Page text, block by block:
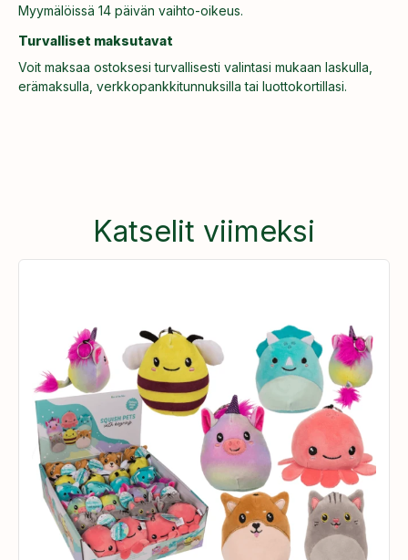
Myymälöissä 14 päivän vaihto-oikeus.
Turvalliset maksutavat
Voit maksaa ostoksesi turvallisesti valintasi mukaan laskulla,
erämaksulla, verkkopankkitunnuksilla tai luottokortillasi.
Katselit viimeksi